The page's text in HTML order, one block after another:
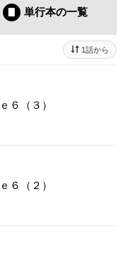
単行本の一覧
1話から
６（３）
６（２）